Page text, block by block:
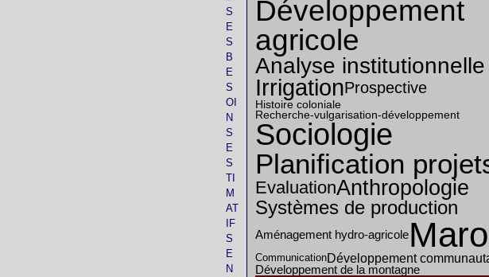
S
E
S
B
E
S
OI
N
S
E
S
TI
M
AT
IF
S
E
N
Développement
agricole
Analyse institutionnelle
IrrigationProspective
Histoire coloniale
Recherche-vulgarisation-développement
Sociologie
Planification
EvaluationAnthropologie
Systèmes de production
Aménagement hydro-agricole
CommunicationDéveloppement
Développement de la montagne